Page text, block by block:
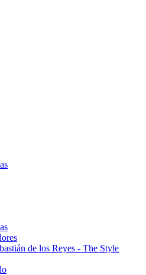
de los Reyes - The Style